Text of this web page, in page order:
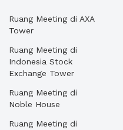
Ruang Meeting di AXA
Tower
Ruang Meeting di
Indonesia Stock
Exchange Tower
Ruang Meeting di
Noble House
Ruang Meeting di